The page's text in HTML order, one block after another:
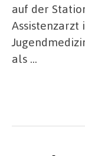
auf der
Assistenzarzt
als …